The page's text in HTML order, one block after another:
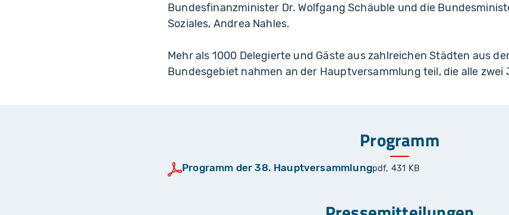
Bundesfinanzminister Dr. Wolfgang Schäuble und die
Soziales, Andrea Nahles.
Mehr als 1000 Delegierte und Gäste aus zahlreichen Städten aus
Bundesgebiet nahmen an der Hauptversammlung teil, die alle
Programm
Programm der 38. Hauptversammlungpdf, 431 KB